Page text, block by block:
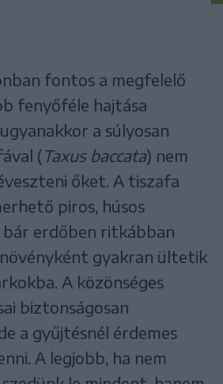
fontos a megfelelő
fenyőféle hajtása
a súlyosan
( Taxus baccata) nem
őket. A tiszafa
piros, húsos
bár erdőben ritkábban
gyakran ültetik
A közönséges
biztonságosan
a gyűjtésnél érdemes
A legjobb, ha nem